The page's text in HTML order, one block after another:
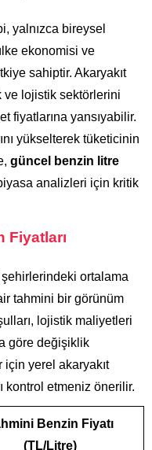
yalnızca bireysel
ekonomisi ve
sahiptir. Akaryakıt
ve lojistik sektörlerini
fiyatlarına yansıyabilir.
yükselterek tüketicinin
güncel benzin litre
analizleri için kritik
Fiyatları
ortalama
tahmini bir görünüm
lojistik maliyetleri
göre değişiklik
için yerel akaryakıt
kontrol etmeniz önerilir.
Benzin Fiyatı
(TL/Litre)